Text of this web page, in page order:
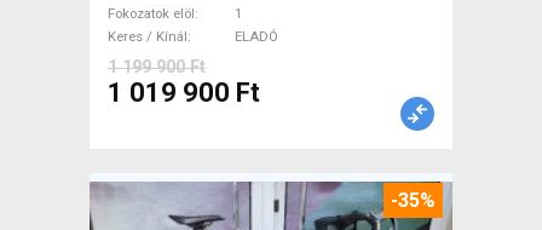
Fokozatok elöl
1
Keres / Kínál
ELADÓ
1 199 900 Ft
1 019 900 Ft
-35%